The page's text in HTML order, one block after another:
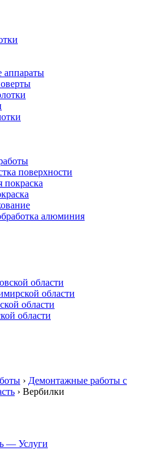
аппараты
поверхности
алюминия
области
области
области
области
› Демонтажные работы с
› Вербилки
— Услуги